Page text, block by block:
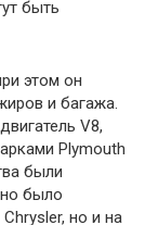
быть
этом он
и багажа.
V8,
Plymouth
были
было
но и на